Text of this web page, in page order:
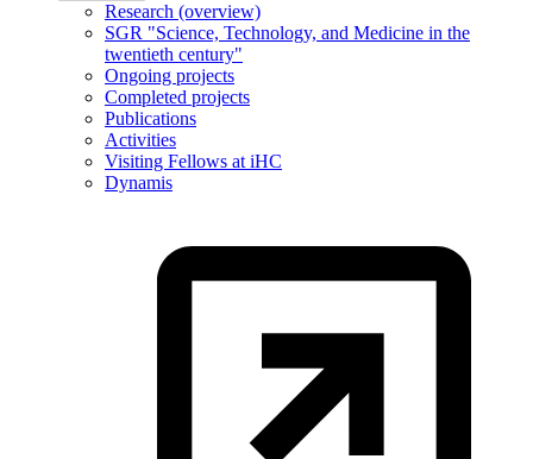
Research (overview)
SGR "Science, Technology, and Medicine in the
twentieth century"
Ongoing projects
Completed projects
Publications
Activities
Visiting Fellows at iHC
Dynamis